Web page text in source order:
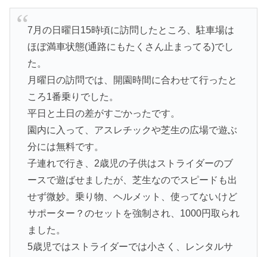
7月の日曜日15時頃に訪問したところ、駐車場は
ほぼ満車状態(通路にもたくさん止まってる)でし
た。
月曜日の訪問では、開園時間に合わせて行ったと
ころ1番乗りでした。
平日と土日の差がすごかったです。
園内に入って、アスレチックや芝生の広場で遊ぶ
分には無料です。
子連れで行き、2歳児の子供はストライダーのブ
ースで遊ばせましたが、芝生なのでスピードも出
せず微妙。乗り物、ヘルメット、使ってないけど
サポーター？のセットを強制され、1000円取られ
ました。
5歳児ではストライダーでは小さく、レンタルサ